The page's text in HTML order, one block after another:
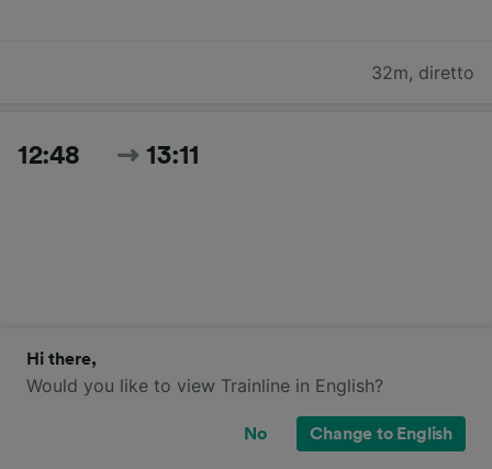
32m, diretto
12:48 13:11
Cerca tutti gli orari e i prezzi per oggi
Hi there,
Would you like to view Trainline in English?
No Change to English